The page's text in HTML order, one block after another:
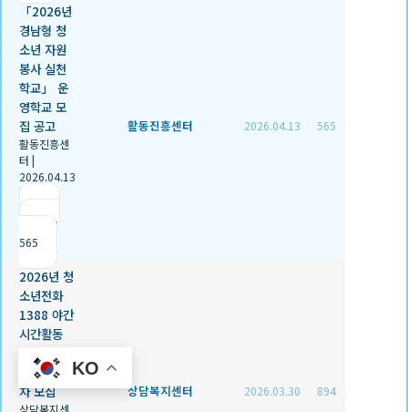
「2026년
경남형 청
소년 자원
봉사 실천
학교」 운
영학교 모
집 공고
활동진흥센
터 |
2026.04.13
|
조회
565
활동진흥센터 2026.04.13 565
2026년 청
소년전화
1388 야간
시간활동
(시급제) 2
차 모집
상담복지센
상담복지센터 2026.03.30 894
KO